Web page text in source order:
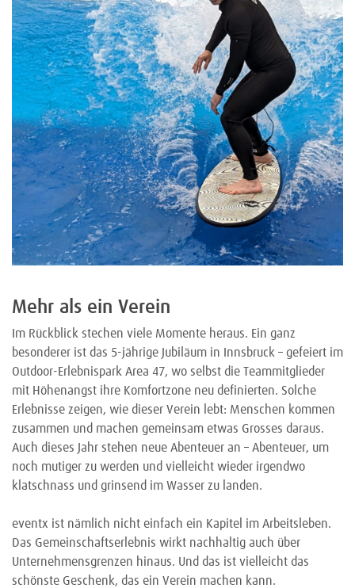
Mehr als ein Verein
Im Rückblick stechen viele Momente heraus. Ein ganz
besonderer ist das 5-jährige Jubiläum in Innsbruck – gefeiert im
Outdoor-Erlebnispark Area 47, wo selbst die Teammitglieder
mit Höhenangst ihre Komfortzone neu definierten. Solche
Erlebnisse zeigen, wie dieser Verein lebt: Menschen kommen
zusammen und machen gemeinsam etwas Grosses daraus.
Auch dieses Jahr stehen neue Abenteuer an – Abenteuer, um
noch mutiger zu werden und vielleicht wieder irgendwo
klatschnass und grinsend im Wasser zu landen.
eventx ist nämlich nicht einfach ein Kapitel im Arbeitsleben.
Das Gemeinschaftserlebnis wirkt nachhaltig auch über
Unternehmensgrenzen hinaus. Und das ist vielleicht das
schönste Geschenk, das ein Verein machen kann.